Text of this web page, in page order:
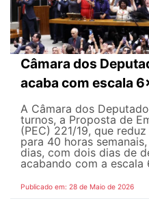
Câmara dos
acaba com escala
A Câmara dos
turnos, a Proposta de
(PEC) 221/19, que
para 40 horas
dias, com dois dias de
acabando com a escala
Publicado em: 28 de Maio de 2026